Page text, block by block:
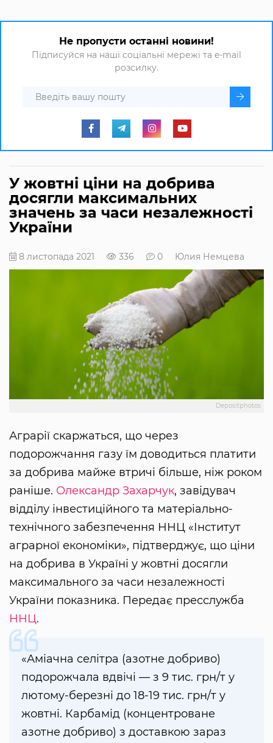
Не пропусти останні новини!
Підписуйся на наші соціальні мережі та e-mail
розсилку.
У жовтні ціни на добрива
досягли максимальних
значень за часи незалежності
України
8 листопада 2021 336 0 Юлия Немцева
Depositphotos
Аграрії скаржаться, що через
подорожчання газу їм доводиться платити
за добрива майже втричі більше, ніж роком
раніше. Олександр Захарчук, завідувач
відділу інвестиційного та матеріально-
технічного забезпечення ННЦ «Інститут
аграрної економіки», підтверджує, що ціни
на добрива в Україні у жовтні досягли
максимального за часи незалежності
України показника. Передає пресслужба
ННЦ.
«Аміачна селітра (азотне добриво)
подорожчала вдвічі — з 9 тис. грн/т у
лютому-березні до 18-19 тис. грн/т у
жовтні. Карбамід (концентроване
азотне добриво) з доставкою зараз